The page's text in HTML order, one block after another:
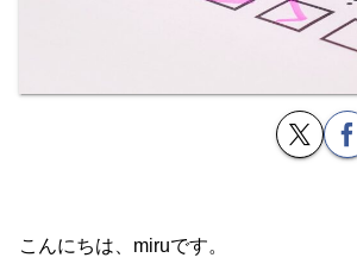
こんにちは、miruです。